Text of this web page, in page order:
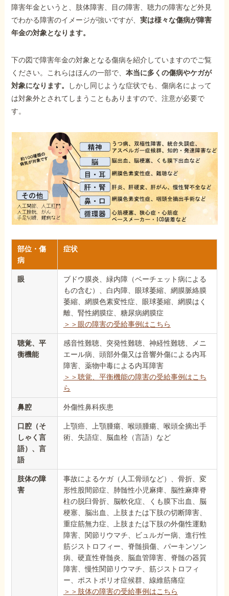
障害年金というと、肢体障害、目の障害、聴力の障害など外見
でわかる障害のイメージが強いですが、実は様々な傷病が障害
年金の対象となります。
下の図で障害年金の対象となる傷病を紹介していますのでご覧
ください。これらはほんの一部で、本当に多くの傷病やケガが
対象になります。
しかし同じような症状でも、傷病名によって
は対象外とされてしまうこともありますので、注意が必要で
す。
部位・傷
病
症状
眼
ブドウ膜炎、緑内障（ベーチェット病による
もの含む）、白内障、眼球萎縮、網膜脈絡膜
萎縮、網膜色素変性症、眼球萎縮、網膜はく
離、腎性網膜症、糖尿病網膜症
＞＞眼の障害の受給事例はこちら
聴覚、平
衡機能
感音性難聴、突発性難聴、神経性難聴、メニ
エール病、頭部外傷又は音響外傷による内耳
障害、薬物中毒による内耳障害
＞＞聴覚、平衡機能の障害の受給事例はこち
ら
鼻腔 外傷性鼻科疾患
口腔（そ
しゃく言
語）、言
語
上顎癌、上顎腫瘍、喉頭腫瘍、喉頭全摘出手
術、失語症、脳血栓（言語）など
肢体の障
害
事故によるケガ（人工骨頭など）、骨折、変
形性股間節症、肺髄性小児麻痺、脳性麻痺脊
柱の脱臼骨折、脳軟化症、くも膜下出血、脳
梗塞、脳出血、上肢または下肢の切断障害、
重症筋無力症、上肢または下肢の外傷性運動
障害、関節リウマチ、ビュルガー病、進行性
筋ジストロフィー、脊髄損傷、パーキンソン
病、硬直性脊髄炎、脳血管障害、脊髄の器質
障害、慢性関節リウマチ、筋ジストロフィ
ー、ポストポリオ症候群、線維筋痛症
＞＞肢体の障害の受給事例はこちら